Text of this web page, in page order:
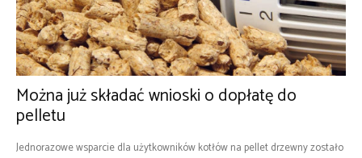
Można już składać wnioski o dopłatę do
pelletu
Jednorazowe wsparcie dla użytkowników kotłów na pellet drzewny zostało